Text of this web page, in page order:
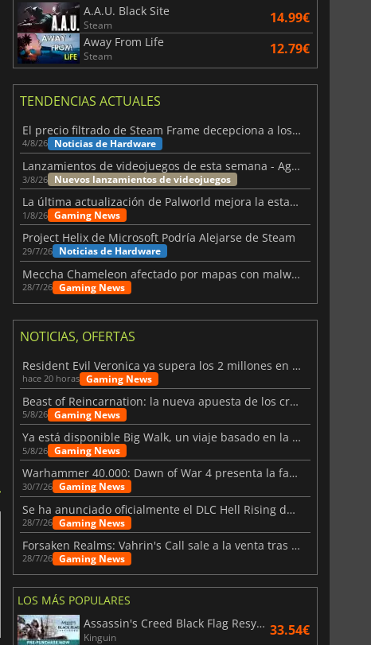
A.A.U. Black Site
Steam 14.99€
Away From Life
Steam 12.79€
TENDENCIAS ACTUALES
El precio filtrado de Steam Frame decepciona a los usuarios
4/8/26 Noticias de Hardware
Lanzamientos de videojuegos de esta semana - Agosto de 2026 (semana 32)
3/8/26 Nuevos lanzamientos de videojuegos
La última actualización de Palworld mejora la estabilidad
1/8/26 Gaming News
Project Helix de Microsoft Podría Alejarse de Steam
29/7/26 Noticias de Hardware
Meccha Chameleon afectado por mapas con malware y Discord
28/7/26 Gaming News
NOTICIAS, OFERTAS
Resident Evil Veronica ya supera los 2 millones en listas de deseados
hace 20 horas Gaming News
Beast of Reincarnation: la nueva apuesta de los creadores de Pokémon
5/8/26 Gaming News
Ya está disponible Big Walk, un viaje basado en la amistad
5/8/26 Gaming News
Warhammer 40.000: Dawn of War 4 presenta la facción de los Necrones
30/7/26 Gaming News
Se ha anunciado oficialmente el DLC Hell Rising de Nioh 3
28/7/26 Gaming News
Forsaken Realms: Vahrin's Call sale a la venta tras una década
28/7/26 Gaming News
LOS MÁS POPULARES
Assassin's Creed Black Flag Resynced
Kinguin 33.54€